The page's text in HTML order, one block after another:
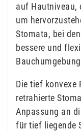
auf Hautniveau,
um
Stomata, bei
bessere und
Die tief konvexe
retrahierte
Anpassung an
für tief liegende